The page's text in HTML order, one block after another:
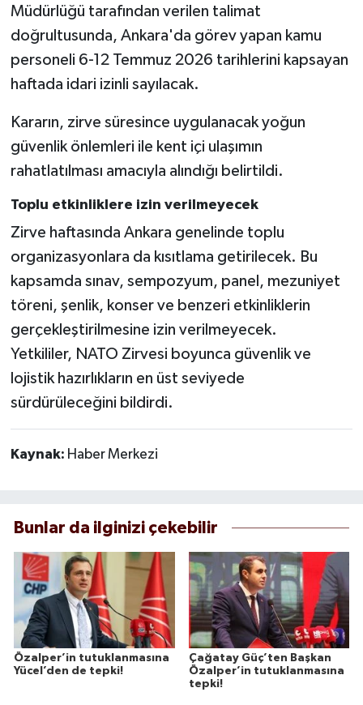
Müdürlüğü tarafından verilen talimat
doğrultusunda, Ankara'da görev yapan kamu
personeli 6-12 Temmuz 2026 tarihlerini kapsayan
haftada idari izinli sayılacak.
Kararın, zirve süresince uygulanacak yoğun
güvenlik önlemleri ile kent içi ulaşımın
rahatlatılması amacıyla alındığı belirtildi.
Toplu etkinliklere izin verilmeyecek
Zirve haftasında Ankara genelinde toplu
organizasyonlara da kısıtlama getirilecek. Bu
kapsamda sınav, sempozyum, panel, mezuniyet
töreni, şenlik, konser ve benzeri etkinliklerin
gerçekleştirilmesine izin verilmeyecek.
Yetkililer, NATO Zirvesi boyunca güvenlik ve
lojistik hazırlıkların en üst seviyede
sürdürüleceğini bildirdi.
Kaynak: Haber Merkezi
Bunlar da ilginizi çekebilir
Özalper’in tutuklanmasına
Yücel’den de tepki!
Çağatay Güç’ten Başkan
Özalper’in tutuklanmasına
tepki!